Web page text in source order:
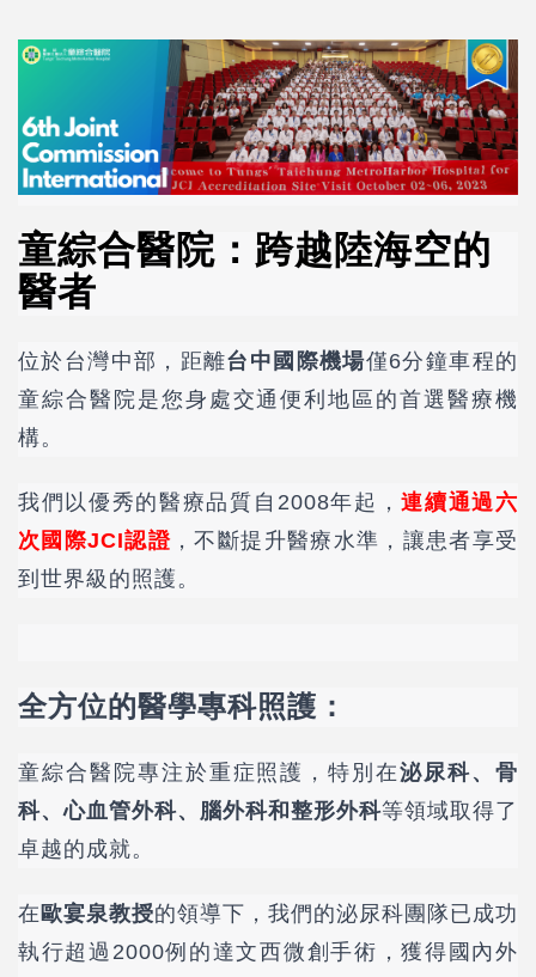
童綜合醫院：跨越陸海空的
醫者
位於台灣中部，距離台中國際機場僅6分鐘車程的
童綜合醫院是您身處交通便利地區的首選醫療機
構。
我們以優秀的醫療品質自2008年起，連續通過六
次國際JCI認證 ，不斷提升醫療水準，讓患者享受
到世界級的照護。
全方位的醫學專科照護：
童綜合醫院專注於重症照護，特別在泌尿科、骨
科、心血管外科、腦外科和整形外科等領域取得了
卓越的成就。
在 歐宴泉教授的領導下，我們的泌尿科團隊已成功
執行超過2000例的達文西微創手術，獲得國內外